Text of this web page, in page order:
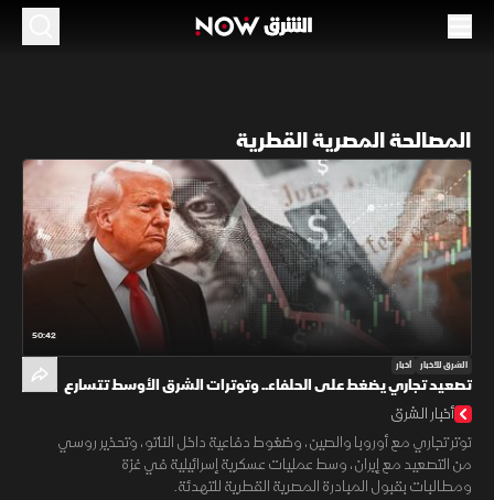
المصالحة المصرية القطرية
50:42
الشرق للأخبار أخبار
تصعيد تجاري يضغط على الحلفاء.. وتوترات الشرق الأوسط تتسارع
أخبار الشرق
توتر تجاري مع أوروبا والصين، وضغوط دفاعية داخل الناتو، وتحذير روسي
من التصعيد مع إيران، وسط عمليات عسكرية إسرائيلية في غزة
ومطالبات بقبول المبادرة المصرية القطرية للتهدئة.